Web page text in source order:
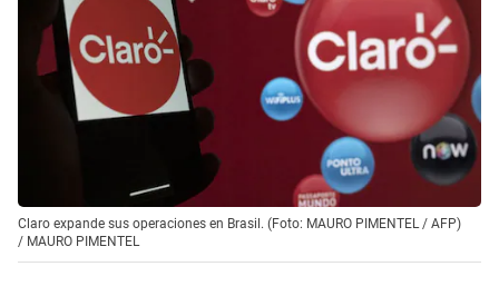
Claro expande sus operaciones en Brasil. (Foto: MAURO PIMENTEL / AFP)
/ MAURO PIMENTEL